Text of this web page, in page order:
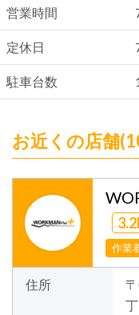
営業時間
定休日
駐車台数
お近くの店舗
作業
住所